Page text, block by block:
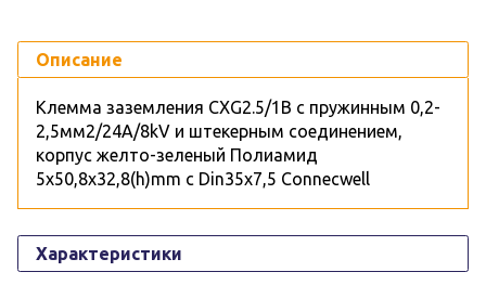
Описание
Клемма заземления CXG2.5/1B c пружинным 0,2-
2,5мм2/24А/8kV и штекерным соединением,
корпус желто-зеленый Полиамид
5х50,8х32,8(h)mm c Din35x7,5 Connecwell
Характеристики